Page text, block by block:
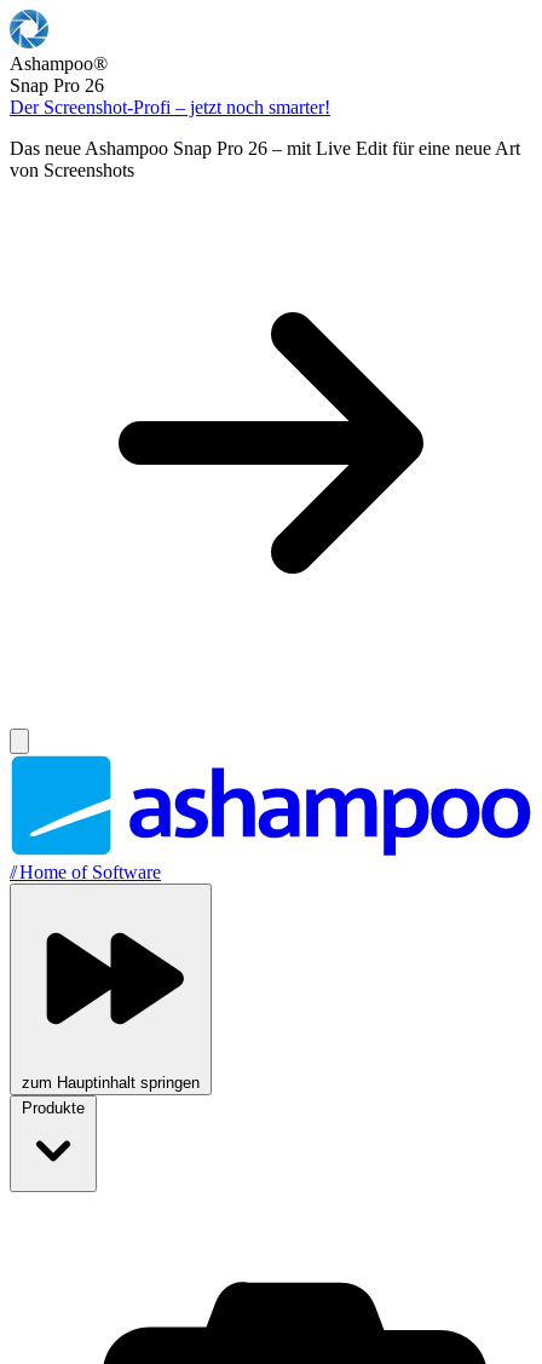
Ashampoo®
Snap Pro 26
Der Screenshot-Profi – jetzt noch smarter!
Das neue Ashampoo Snap Pro 26 – mit Live Edit für eine neue Art
von Screenshots
//Home of Software
zum Hauptinhalt springen
Produkte